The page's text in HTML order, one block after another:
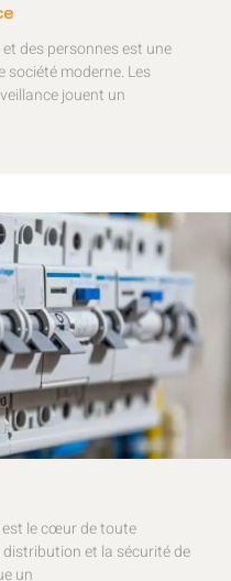
des personnes est une
moderne. Les
jouent un
le cœur de toute
et la sécurité de
un